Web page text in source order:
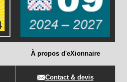
À propos d'eXionnaire
Contact & devis